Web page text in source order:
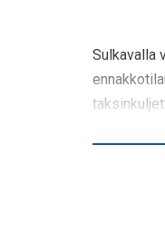
Sulkavalla